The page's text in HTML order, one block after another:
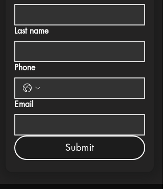
Last name
Phone
Email
Submit